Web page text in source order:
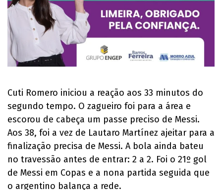
Cuti Romero iniciou a reação aos 33 minutos do
segundo tempo. O zagueiro foi para a área e
escorou de cabeça um passe preciso de Messi.
Aos 38, foi a vez de Lautaro Martínez ajeitar para a
finalização precisa de Messi. A bola ainda bateu
no travessão antes de entrar: 2 a 2. Foi o 21º gol
de Messi em Copas e a nona partida seguida que
o argentino balança a rede.